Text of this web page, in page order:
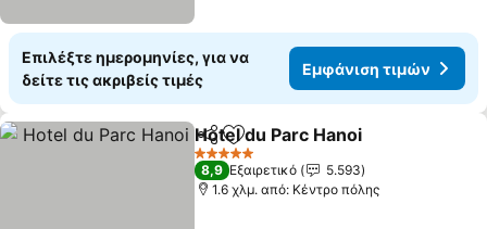
Επιλέξτε ημερομηνίες, για να
δείτε τις ακριβείς τιμές
Εμφάνιση τιμών
Κοινοποίηση
Προσθήκη στα αγαπημένα
Hotel du Parc Hanoi
5 Αστέρια
8,9 Εξαιρετικό
5.593
1.6 χλμ. από: Κέντρο πόλης